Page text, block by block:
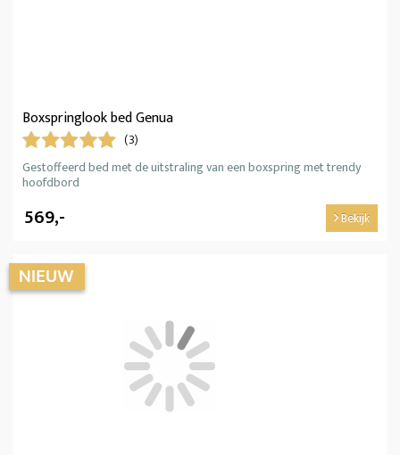
Boxspringlook bed Genua
(3)
Gestoffeerd bed met de uitstraling van een boxspring met trendy
hoofdbord
569,- Bekijk